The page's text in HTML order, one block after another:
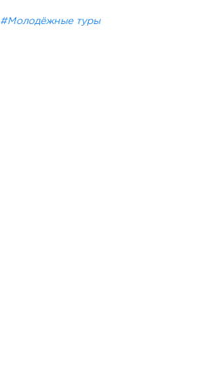
#Молодёжные туры